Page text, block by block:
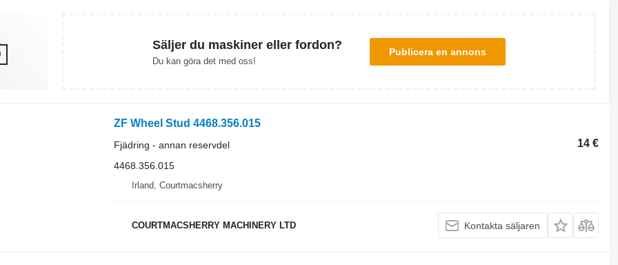
Säljer du maskiner eller fordon?
Du kan göra det med oss!
Publicera en annons
ZF Wheel Stud 4468.356.015
14 €
Fjädring - annan reservdel
4468.356.015
Irland, Courtmacsherry
COURTMACSHERRY MACHINERY LTD Kontakta säljaren